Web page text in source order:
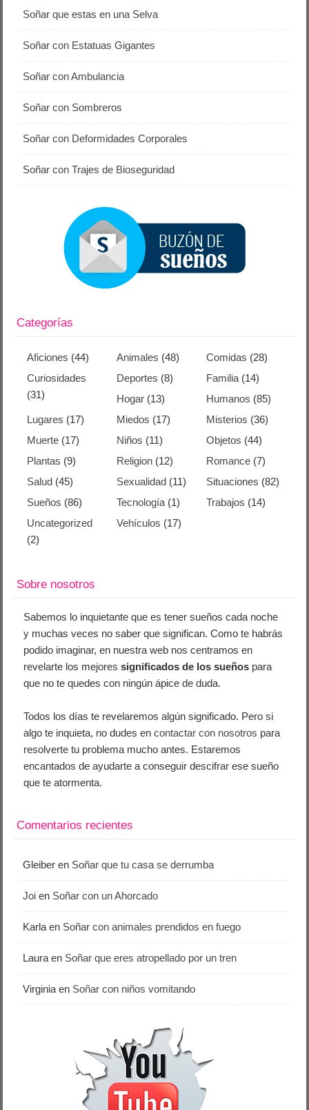
Soñar que estas en una Selva
Soñar con Estatuas Gigantes
Soñar con Ambulancia
Soñar con Sombreros
Soñar con Deformidades Corporales
Soñar con Trajes de Bioseguridad
Categorías
Aficiones (44) Animales (48) Comidas (28)
Curiosidades
(31)
Deportes (8) Familia(14)
Hogar (13) Humanos (85)
Lugares (17) Miedos (17) Misterios (36)
Muerte (17) Niños (11) Objetos (44)
Plantas (9) Religion (12) Romance(7)
Salud (45) Sexualidad (11) Situaciones (82)
Sueños (86) Tecnología (1) Trabajos (14)
Uncategorized
(2)
Vehículos (17)
Sobre nosotros
Sabemos lo inquietante que es tener sueños cada noche
y muchas veces no saber que significan. Como te habrás
podido imaginar, en nuestra web nos centramos en
revelarte los mejoressignificados de los sueños para
que no te quedes con ningún ápice de duda.
Todos los días te revelaremos algún significado. Pero si
algo te inquieta, no dudes encontactar con nosotros para
resolverte tu problema mucho antes. Estaremos
encantados de ayudarte a conseguir descifrar ese sueño
que te atormenta.
Comentarios recientes
Gleiber en Soñar que tu casa se derrumba
Joi en Soñar con un Ahorcado
Karla en Soñar con animales prendidos en fuego
Laura en Soñar que eres atropellado por un tren
Virginia en Soñar con niños vomitando